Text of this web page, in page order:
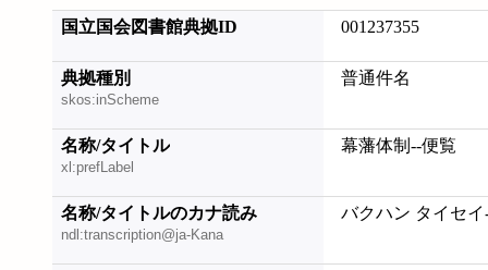
国立国会図書館典拠ID 001237355
典拠種別
skos:inScheme
普通件名
名称/タイトル
xl:prefLabel
幕藩体制--便覧
名称/タイトルのカナ読み
ndl:transcription@ja-Kana
バクハン タイセ